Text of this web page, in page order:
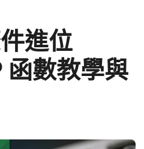
進位
函數教學與